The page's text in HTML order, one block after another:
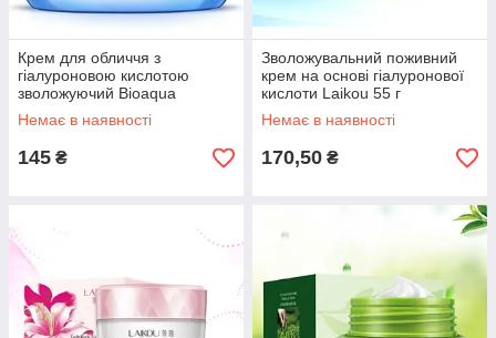
Крем для обличчя з
гіалуроновою кислотою
зволожуючий Bioaqua
Hyaluronic acid, 50 мл
Немає в наявності
145 ₴
Зволожувальний поживний
крем на основі гіалуронової
кислоти Laikou 55 г
Немає в наявності
170,50 ₴